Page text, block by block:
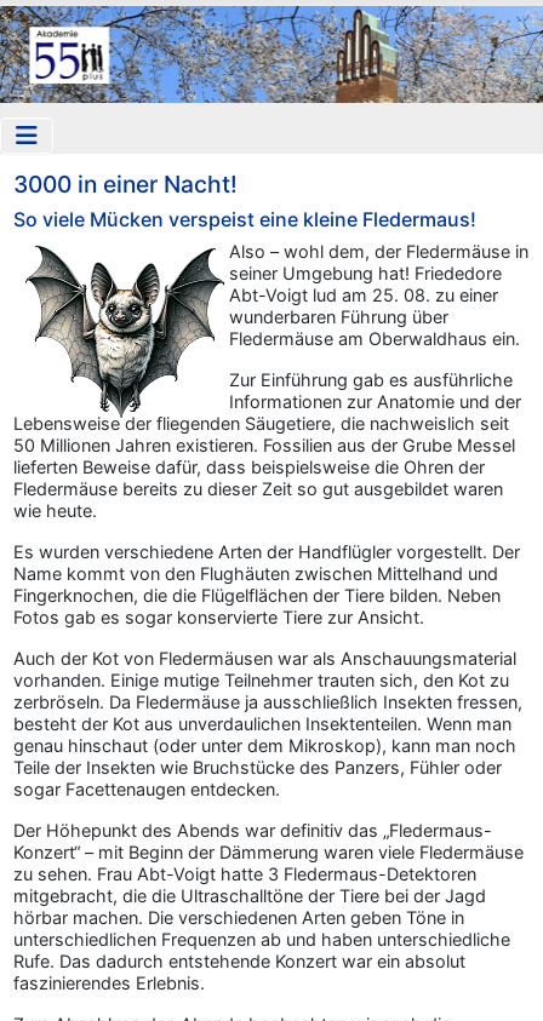
3000 in einer Nacht!
So viele Mücken verspeist eine kleine Fledermaus!
Also – wohl dem, der Fledermäuse in
seiner Umgebung hat! Friededore
Abt-Voigt lud am 25. 08. zu einer
wunderbaren Führung über
Fledermäuse am Oberwaldhaus ein.
Zur Einführung gab es ausführliche
Informationen zur Anatomie und der
Lebensweise der fliegenden Säugetiere, die nachweislich seit
50 Millionen Jahren existieren. Fossilien aus der Grube Messel
lieferten Beweise dafür, dass beispielsweise die Ohren der
Fledermäuse bereits zu dieser Zeit so gut ausgebildet waren
wie heute.
Es wurden verschiedene Arten der Handflügler vorgestellt. Der
Name kommt von den Flughäuten zwischen Mittelhand und
Fingerknochen, die die Flügelflächen der Tiere bilden. Neben
Fotos gab es sogar konservierte Tiere zur Ansicht.
Auch der Kot von Fledermäusen war als Anschauungsmaterial
vorhanden. Einige mutige Teilnehmer trauten sich, den Kot zu
zerbröseln. Da Fledermäuse ja ausschließlich Insekten fressen,
besteht der Kot aus unverdaulichen Insektenteilen. Wenn man
genau hinschaut (oder unter dem Mikroskop), kann man noch
Teile der Insekten wie Bruchstücke des Panzers, Fühler oder
sogar Facettenaugen entdecken.
Der Höhepunkt des Abends war definitiv das „Fledermaus-
Konzert“ – mit Beginn der Dämmerung waren viele Fledermäuse
zu sehen. Frau Abt-Voigt hatte 3 Fledermaus-Detektoren
mitgebracht, die die Ultraschalltöne der Tiere bei der Jagd
hörbar machen. Die verschiedenen Arten geben Töne in
unterschiedlichen Frequenzen ab und haben unterschiedliche
Rufe. Das dadurch entstehende Konzert war ein absolut
faszinierendes Erlebnis.